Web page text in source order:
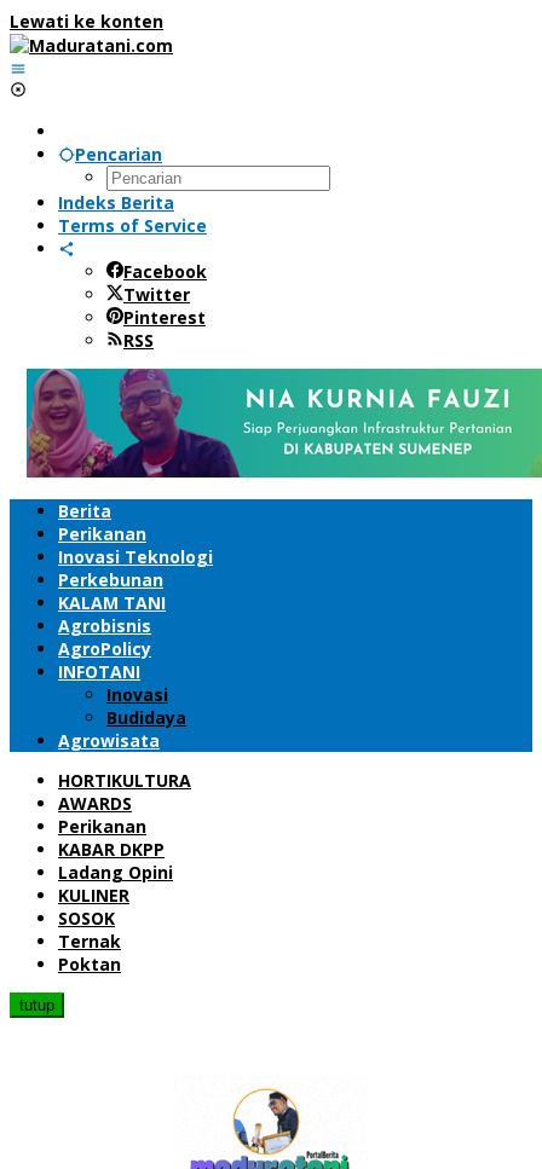
Lewati ke konten
Pencarian
Indeks Berita
Terms of Service
Facebook
Twitter
Pinterest
RSS
Berita
Perikanan
Inovasi Teknologi
Perkebunan
KALAM TANI
Agrobisnis
AgroPolicy
INFOTANI
Inovasi
Budidaya
Agrowisata
HORTIKULTURA
AWARDS
Perikanan
KABAR DKPP
Ladang Opini
KULINER
SOSOK
Ternak
Poktan
tutup